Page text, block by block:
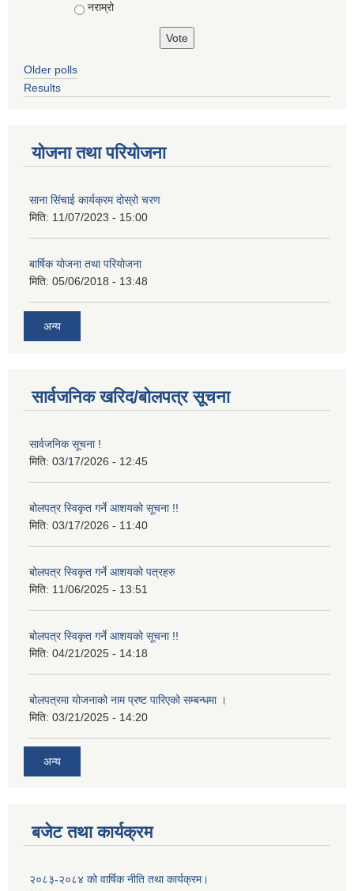
नराम्रो
Older polls
Results
योजना तथा परियोजना
साना सिंचाई कार्यक्रम दोस्रो चरण
मिति: 11/07/2023 - 15:00
बार्षिक योजना तथा परियोजना
मिति: 05/06/2018 - 13:48
अन्य
सार्वजनिक खरिद/बोलपत्र सूचना
सार्वजनिक सूचना !
मिति: 03/17/2026 - 12:45
बोलपत्र स्विकृत गर्ने आशयको सूचना !!
मिति: 03/17/2026 - 11:40
बोलपत्र स्विकृत गर्ने आशयको पत्रहरु
मिति: 11/06/2025 - 13:51
बोलपत्र स्विकृत गर्ने आशयको सूचना !!
मिति: 04/21/2025 - 14:18
बोलपत्रमा योजनाको नाम प्रष्ट पारिएको सम्बन्धमा ।
मिति: 03/21/2025 - 14:20
अन्य
बजेट तथा कार्यक्रम
२०८३-२०८४ को वार्षिक नीति तथा कार्यक्रम।